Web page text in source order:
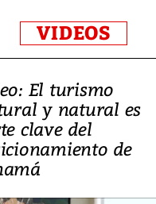
VIDEOS
El turismo
y natural es
clave del
de